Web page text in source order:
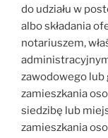
do udziału w
albo składania
notariuszem,
zawodowego
zamieszkania
siedzibę lub
zamieszkania